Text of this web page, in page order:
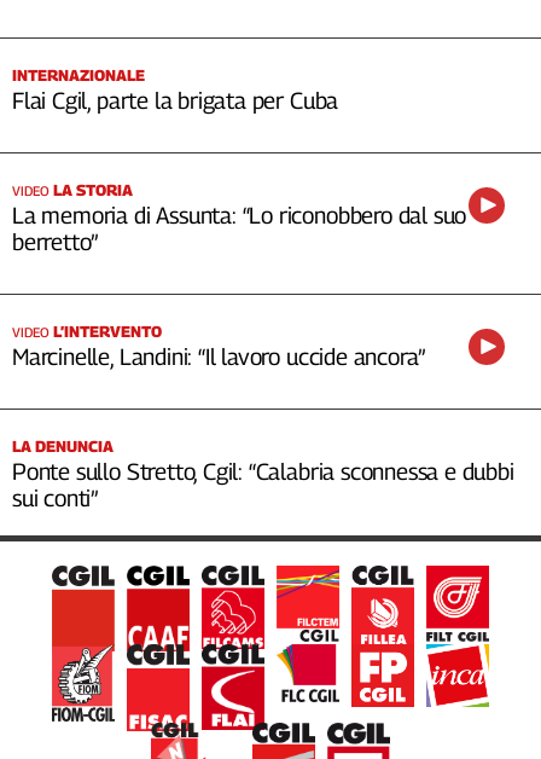
INTERNAZIONALE
Flai Cgil, parte la brigata per Cuba
VIDEO LA STORIA
La memoria di Assunta: “Lo riconobbero dal suo
berretto”
VIDEO L’INTERVENTO
Marcinelle, Landini: “Il lavoro uccide ancora”
LA DENUNCIA
Ponte sullo Stretto, Cgil: “Calabria sconnessa e dubbi
sui conti”